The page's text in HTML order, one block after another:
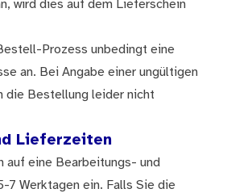
wird dies auf dem Lieferschein
Prozess unbedingt eine
an. Bei Angabe einer ungültigen
die Bestellung leider nicht
Lieferzeiten
auf eine Bearbeitungs- und
7 Werktagen ein. Falls Sie die